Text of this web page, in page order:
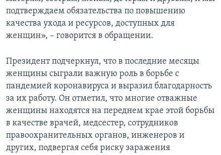
подтверждаем обязательства по повышению
качества ухода и ресурсов, доступных для
женщин», – говорится в обращении.
Президент подчеркнул, что в последние месяцы
женщины сыграли важную роль в борьбе с
пандемией коронавируса и выразил благодарность
за их работу. Он отметил, что многие отважные
женщины находятся на переднем крае этой борьбы
в качестве врачей, медсестер, сотрудников
правоохранительных органов, инженеров и
других, подвергая себя риску заражения